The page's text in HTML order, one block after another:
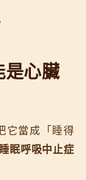
是心臟
它當成「睡得
眠呼吸中止症